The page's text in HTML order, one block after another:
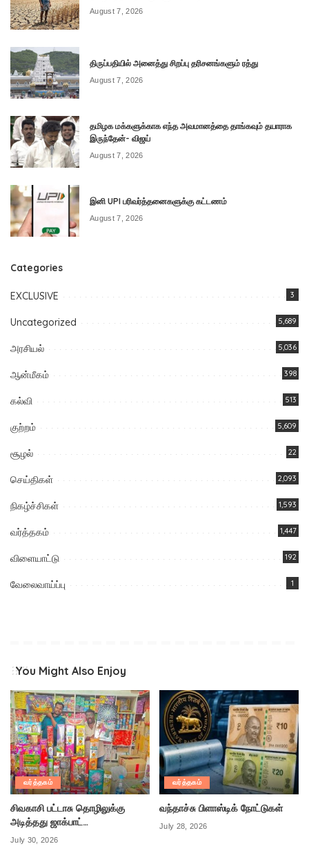
August 7, 2026
திருப்பதியில் அனைத்து சிறப்பு தரிசனங்களும் ரத்து
August 7, 2026
தமிழக மக்களுக்காக எந்த அவமானத்தை தாங்கவும் தயாராக
இருந்தேன்- விஜய்
August 7, 2026
இனி UPI பரிவர்த்தனைகளுக்கு கட்டணம்
August 7, 2026
Categories
EXCLUSIVE 3
Uncategorized 5,689
அரசியல் 5,036
ஆன்மீகம் 398
கல்வி 513
குற்றம் 5,609
சூழல் 22
செய்திகள் 2,093
நிகழ்ச்சிகள் 1,593
வர்த்தகம் 1,447
விளையாட்டு 192
வேலைவாய்ப்பு 1
You Might Also Enjoy
வர்த்தகம்
சிவகாசி பட்டாசு தொழிலுக்கு
அடித்தது ஜாக்பாட்…
July 30, 2026
வர்த்தகம்
வந்தாச்சு பிளாஸ்டிக் நோட்டுகள்
July 28, 2026